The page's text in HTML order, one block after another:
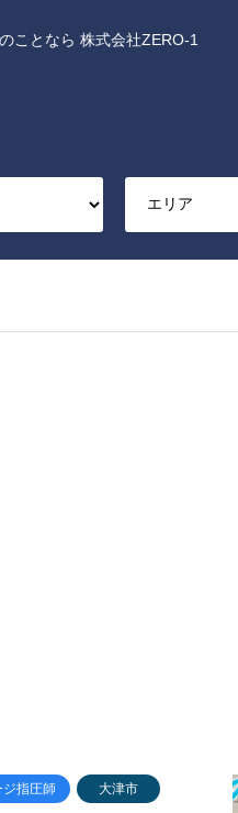
ことなら 株式会社ZERO-1
指圧師 大津市